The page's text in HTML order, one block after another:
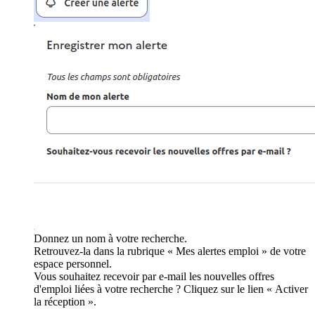
Donnez un nom à votre recherche.
Retrouvez-la dans la rubrique « Mes alertes emploi » de votre
espace personnel.
Vous souhaitez recevoir par e-mail les nouvelles offres
d'emploi liées à votre recherche ? Cliquez sur le lien « Activer
la réception ».